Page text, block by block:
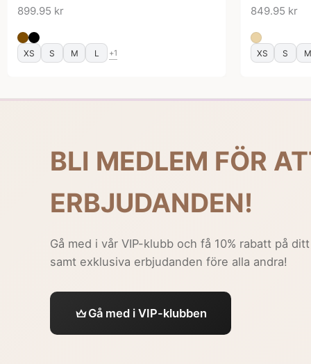
899.95 kr
XS S M L +1
849.95 kr
XS S M
BLI MEDLEM FÖR
ERBJUDANDEN!
Gå med i vår VIP-klubb och få 10% rabatt på
samt exklusiva erbjudanden före alla andra!
Gå med i VIP-klubben